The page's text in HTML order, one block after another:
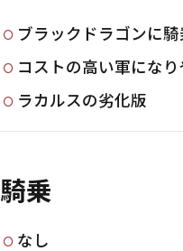
ブラックドラゴンに
コストの高い軍にな
ラカルスの劣化版
騎乗
なし